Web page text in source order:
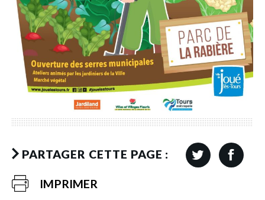
PARTAGER CETTE PAGE :
IMPRIMER